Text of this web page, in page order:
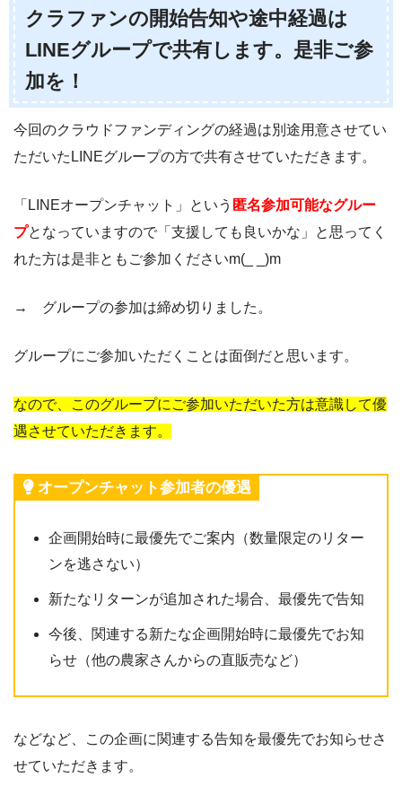
クラファンの開始告知や途中経過は
LINEグループで共有します。是非ご参
加を！
今回のクラウドファンディングの経過は別途用意させてい
ただいたLINEグループの方で共有させていただきます。
「LINEオープンチャット」という 匿名参加可能なグルー
プとなっていますので「支援しても良いかな」と思ってく
れた方は是非ともご参加くださいm(_ _)m
→ グループの参加は締め切りました。
グループにご参加いただくことは面倒だと思います。
なので、このグループにご参加いただいた方は意識して優
遇させていただきます。
オープンチャット参加者の優遇
企画開始時に最優先でご案内（数量限定のリター
ンを逃さない）
新たなリターンが追加された場合、最優先で告知
今後、関連する新たな企画開始時に最優先でお知
らせ（他の農家さんからの直販売など）
などなど、この企画に関連する告知を最優先でお知らせさ
せていただきます。